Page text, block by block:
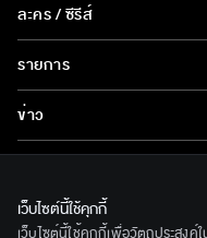
ละคร / ซีรีส์
ละคร/ซีรีส์
ซีรีส์นานาชาติ
การ์ตูน & เกม
รายการ
รายการทั้งหมด
ข่าว
ข่าวทั้งหมด
ทีวีออนไลน์
เกี่ยวกับเรา
เว็บไซต์นี้ใช้คุกกี้
เว็บไซต์นี้ใช้คุกกี้เพื่อวัตถุประสงค์